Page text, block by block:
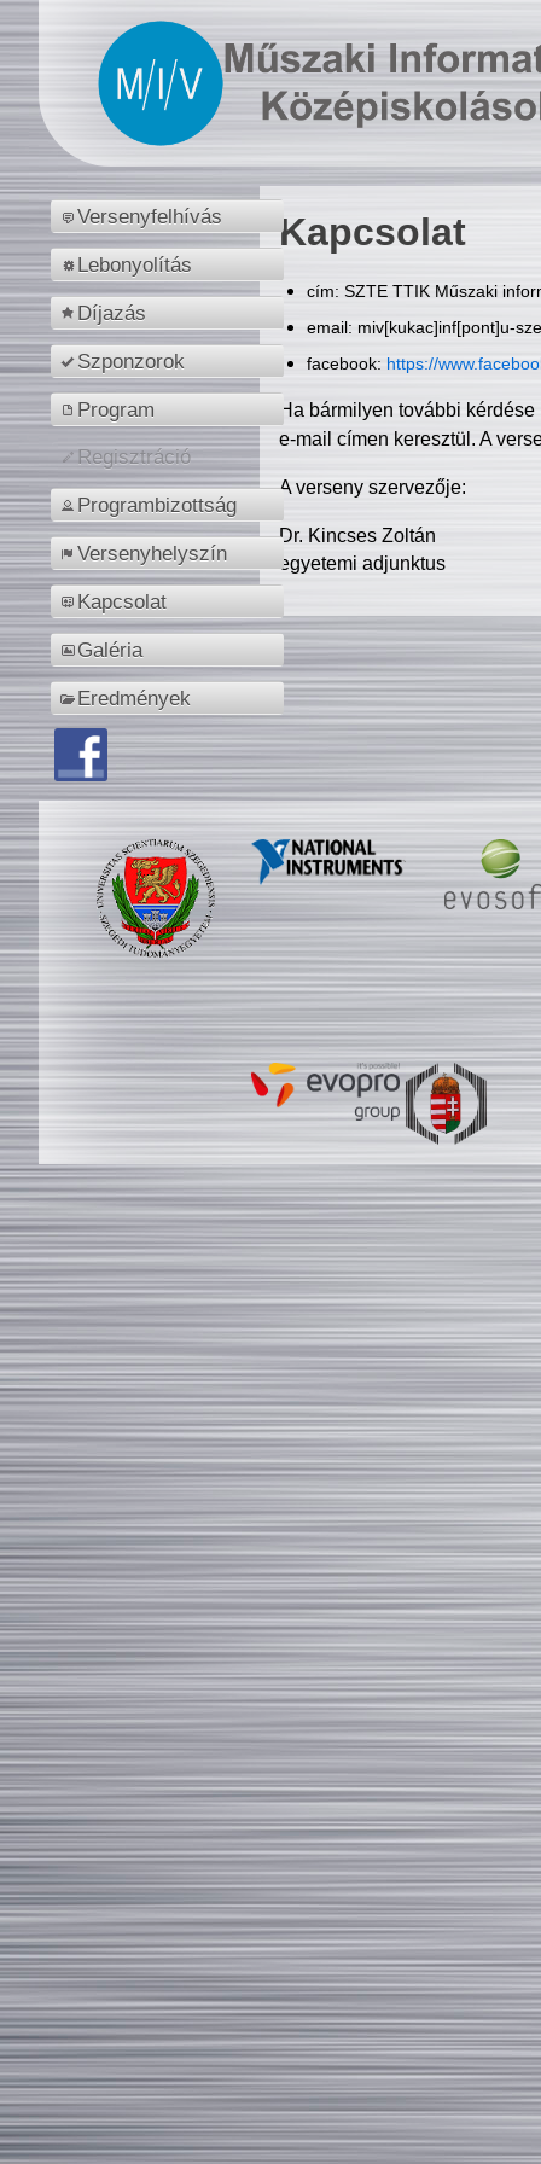
Versenyfelhívás
Lebonyolítás
Díjazás
Szponzorok
Program
Regisztráció
Programbizottság
Versenyhelyszín
Kapcsolat
Galéria
Eredmények
Kapcsolat
cím: SZTE TTIK Műszaki
email: miv[kukac]inf[pont]u-
facebook: https://
Ha bármilyen további
e-mail címen keresztül. A
A verseny szervezője:
Dr. Kincses Zoltán
egyetemi adjunktus